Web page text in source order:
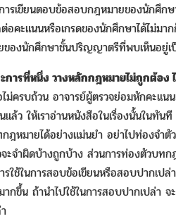
เขียนตอบข้อสอบกฎหมายของนักศึกษ
อคะแนนหรือเกรดของนักศึกษาได้ไม่ม
ของนักศึกษาชั้นปริญญาตรีที่พบเห็นอยู่เ
การที่หนึ่ง วางหลักกฎหมายไม่ถูกต้อง
ม่ครบถ้วน อาจารย์ผู้ตรวจย่อมหักคะแน
แล้ว ให้เราอ่านหนังสือในเรื่องนั้นในทั
ฎหมายได้อย่างแม่นยำ อย่าไปท่องจำตั
ะจำผิดบ้างถูกบ้าง ส่วนการท่องตัวบท
รใช้ในการสอบข้อเขียนหรือสอบปากเป
กขึ้น ถ้านำไปใช้ในการสอบปากเปล่า